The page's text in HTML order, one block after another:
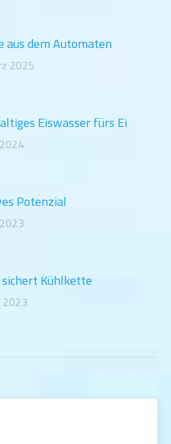
aus dem Automaten
2025
Eiswasser fürs Ei
Potenzial
Kühlkette
2023